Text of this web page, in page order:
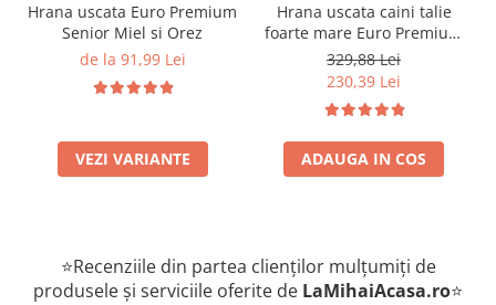
Hrana uscata Euro Premium
Senior Miel si Orez
de la 91,99 Lei
VEZI VARIANTE
Hrana uscata caini talie
foarte mare Euro Premium
Giant Adult pui si orez 15
Kg
329,88 Lei
230,39 Lei
ADAUGA IN COS
⭐Recenziile din partea clienților mulțumiți de
produsele și serviciile oferite de LaMihaiAcasa.ro⭐